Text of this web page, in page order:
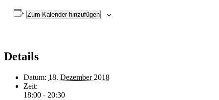
Zum Kalender hinzufügen
Details
Datum: 18. Dezember 2018
Zeit:
18:00 - 20:30